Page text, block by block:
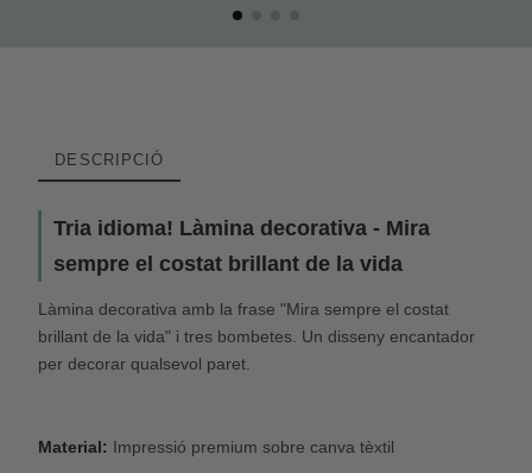
DESCRIPCIÓ
Tria idioma! Làmina decorativa - Mira
sempre el costat brillant de la vida
Làmina decorativa amb la frase "Mira sempre el costat
brillant de la vida" i tres bombetes. Un disseny encantador
per decorar qualsevol paret.
Material: Impressió premium sobre canva tèxtil